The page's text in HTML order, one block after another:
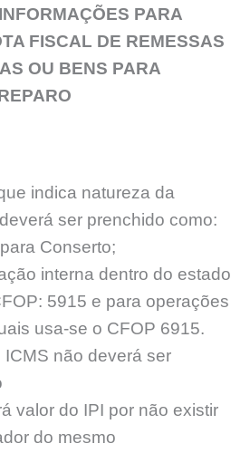
PARA
FISCAL DE REMESSAS
OU BENS PARA
indica natureza da
ser prenchido como:
Conserto;
interna dentro do estado
5915 e para operações
usa-se o CFOP 6915.
ICMS não deverá ser
valor do IPI por não existir
do mesmo